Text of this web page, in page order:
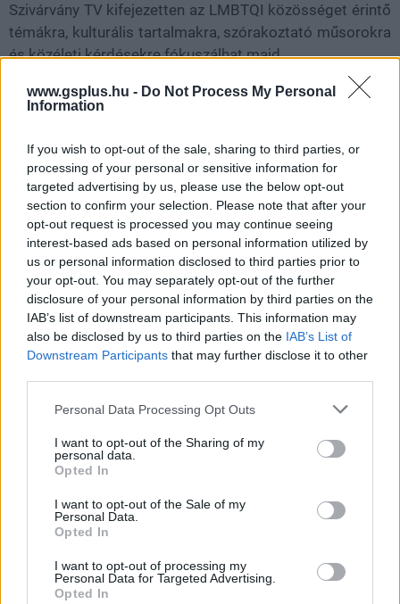
www.gsplus.hu - Do Not Process My Personal
Information
If you wish to opt-out of the sale, sharing to third parties, or
processing of your personal or sensitive information for
targeted advertising by us, please use the below opt-out
section to confirm your selection. Please note that after your
opt-out request is processed you may continue seeing
interest-based ads based on personal information utilized by
us or personal information disclosed to third parties prior to
your opt-out. You may separately opt-out of the further
disclosure of your personal information by third parties on the
IAB’s list of downstream participants. This information may
also be disclosed by us to third parties on the IAB’s List of
Downstream Participants that may further disclose it to other
Please note that this website/app uses one or more Google
not limited to your visit or usage behaviour. You may click to
grant or deny consent to Google and its third-party tags to
use your data for below specified purposes in below Google
consent section.
Personal Data Processing Opt Outs
I want to opt-out of the Sharing of my
personal data.
Opted In
I want to opt-out of the Sale of my
Personal Data.
Opted In
I want to opt-out of processing my
Personal Data for Targeted Advertising.
Opted In
Szivárvány TV kifejezetten az LMBTQI közösséget érintő
témákra, kulturális tartalmakra, szórakoztató műsorokra
és közéleti kérdésekre fókuszálhat majd.
A napokban jelentették be a Budapest Pride tervezett
időpontját, úgyhogy kifejezetten költői, hogy a Pride
hónap indulásával engedélyezte az NMHH a Szivárvány
Nagyszabású finálé: A Smash by Meló-Diák
strandröplabda sorozat utolsó fordulója
Balatonalmádiban! (X)
Balatonalmádiban zárul a Smash by Meló-Diák nyári
sorozata.